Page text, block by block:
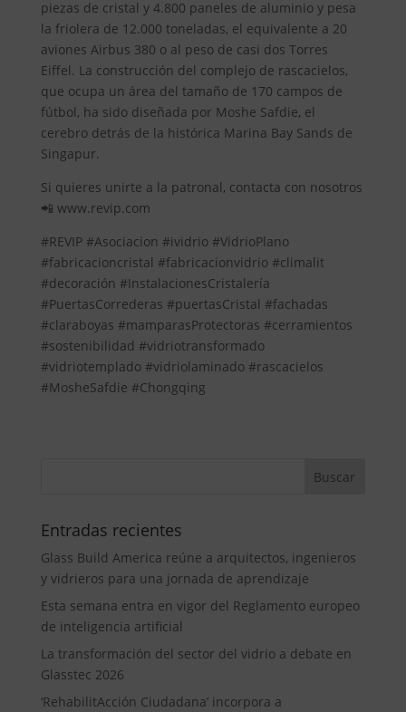
piezas de cristal y 4.800 paneles de aluminio y pesa
la friolera de 12.000 toneladas, el equivalente a 20
aviones Airbus 380 o al peso de casi dos Torres
Eiffel. La construcción del complejo de rascacielos,
que ocupa un área del tamaño de 170 campos de
fútbol, ha sido diseñada por Moshe Safdie, el
cerebro detrás de la histórica Marina Bay Sands de
Singapur.
Si quieres unirte a la patronal, contacta con nosotros
📲 www.revip.com
#REVIP #Asociacion #ividrio #VidrioPlano
#fabricacioncristal #fabricacionvidrio #climalit
#decoración #InstalacionesCristalería
#PuertasCorrederas #puertasCristal #fachadas
#claraboyas #mamparasProtectoras #cerramientos
#sostenibilidad #vidriotransformado
#vidriotemplado #vidriolaminado #rascacielos
#MosheSafdie #Chongqing
Entradas recientes
Glass Build America reúne a arquitectos, ingenieros
y vidrieros para una jornada de aprendizaje
Esta semana entra en vigor del Reglamento europeo
de inteligencia artificial
La transformación del sector del vidrio a debate en
Glasstec 2026
‘RehabilitAcción Ciudadana’ incorpora a